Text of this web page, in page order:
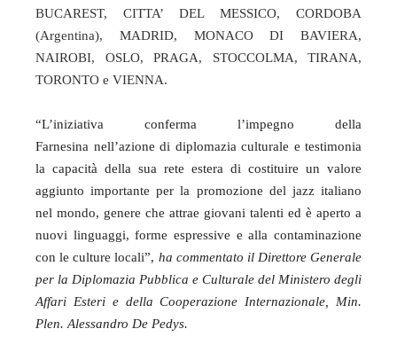
BUCAREST, CITTA’ DEL MESSICO, CORDOBA
(Argentina), MADRID, MONACO DI BAVIERA,
NAIROBI, OSLO, PRAGA, STOCCOLMA, TIRANA,
TORONTO e VIENNA.
“L’iniziativa conferma l’impegno della
Farnesina nell’azione di diplomazia culturale e testimonia
la capacità della sua rete estera di costituire un valore
aggiunto importante per la promozione del jazz italiano
nel mondo, genere che attrae giovani talenti ed è aperto a
nuovi linguaggi, forme espressive e alla contaminazione
con le culture locali”, ha commentato il Direttore Generale
per la Diplomazia Pubblica e Culturale del Ministero degli
Affari Esteri e della Cooperazione Internazionale, Min.
Plen. Alessandro De Pedys.